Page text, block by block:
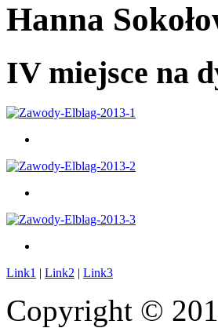
Hanna
IV miejsce na
Link1 | Link2 | Link3
Copyright ©